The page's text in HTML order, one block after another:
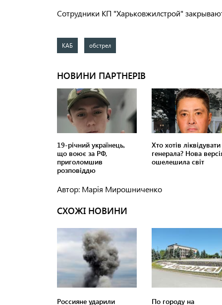
Сотрудники КП "Харьковжилстрой"
КАБ обстрел
Автор: Марія Мирошниченко
СХОЖІ НОВИНИ
Россияне ударили
По городу на